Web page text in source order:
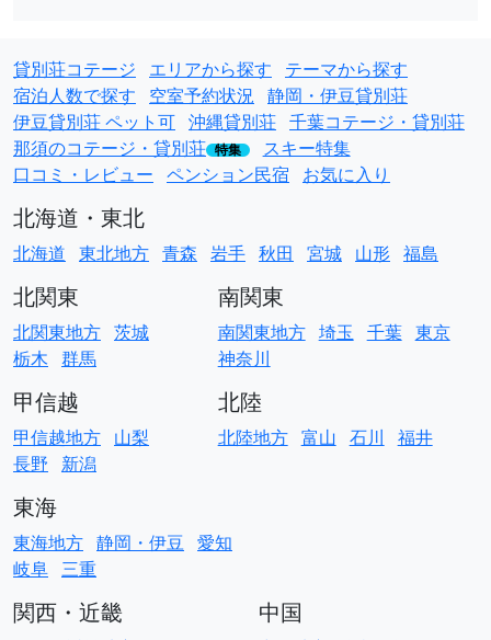
貸別荘コテージ エリアから探す
テーマから探す
宿泊人数で探す
空室予約状況 静岡・伊豆貸別荘
伊豆貸別荘 ペット可 沖縄貸別荘 千葉コテージ・貸別荘
那須のコテージ・貸別荘 特集
スキー特集
口コミ・レビュー ペンション民宿 お気に入り
北海道・東北
北海道 東北地方 青森 岩手 秋田 宮城 山形 福島
北関東
北関東地方 茨城
栃木 群馬
南関東
南関東地方 埼玉 千葉 東京
神奈川
甲信越
甲信越地方 山梨
長野
新潟
北陸
北陸地方 富山 石川 福井
東海
東海地方 静岡・伊豆 愛知
岐阜 三重
関西・近畿 中国